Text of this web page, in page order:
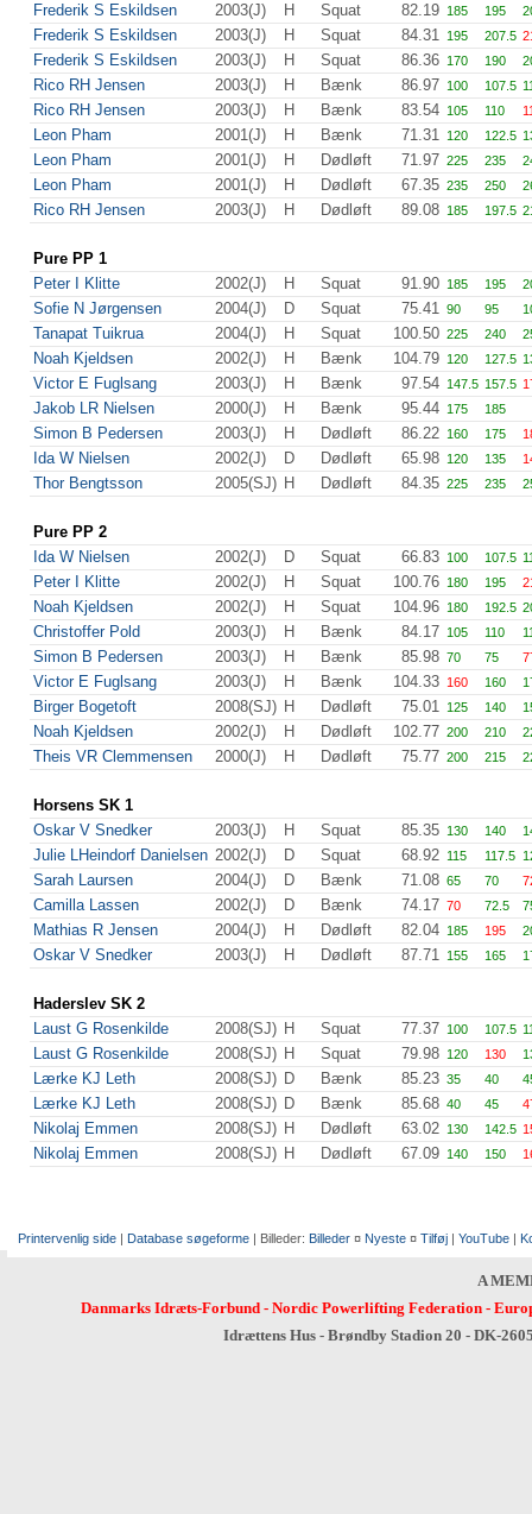
Frederik S Eskildsen
2003(J) H Squat 82.19 185 195
Frederik S Eskildsen 2003(J) H Squat 84.31 195 207.5
Frederik S Eskildsen 2003(J) H Squat 86.36 170 190
Rico RH Jensen 2003(J) H Bænk 86.97 100 107.5
Rico RH Jensen 2003(J) H Bænk 83.54 105 110
Leon Pham 2001(J) H Bænk 71.31 120 122.5
Leon Pham 2001(J) H Dødløft 71.97 225 235
Leon Pham 2001(J) H Dødløft 67.35 235 250
Rico RH Jensen 2003(J) H Dødløft 89.08 185 197.5
Pure PP 1
Peter I Klitte
2002(J) H Squat 91.90 185 195
Sofie N Jørgensen 2004(J) D Squat 75.41 90 95
Tanapat Tuikrua 2004(J) H Squat 100.50 225 240
Noah Kjeldsen 2002(J) H Bænk 104.79 120 127.5
Victor E Fuglsang 2003(J) H Bænk 97.54 147.5 157.5
Jakob LR Nielsen 2000(J) H Bænk 95.44 175 185
Simon B Pedersen 2003(J) H Dødløft 86.22 160 175
Ida W Nielsen 2002(J) D Dødløft 65.98 120 135
Thor Bengtsson 2005(SJ) H Dødløft 84.35 225 235
Pure PP 2
Ida W Nielsen
2002(J) D Squat 66.83 100 107.5
Peter I Klitte 2002(J) H Squat 100.76 180 195
Noah Kjeldsen 2002(J) H Squat 104.96 180 192.5
Christoffer Pold 2003(J) H Bænk 84.17 105 110
Simon B Pedersen 2003(J) H Bænk 85.98 70 75
Victor E Fuglsang 2003(J) H Bænk 104.33 160 160
Birger Bogetoft 2008(SJ) H Dødløft 75.01 125 140
Noah Kjeldsen 2002(J) H Dødløft 102.77 200 210
Theis VR Clemmensen 2000(J) H Dødløft 75.77 200 215
Horsens SK 1
Oskar V Snedker
2003(J) H Squat 85.35 130 140
Julie LHeindorf Danielsen 2002(J) D Squat 68.92 115 117.5
Sarah Laursen 2004(J) D Bænk 71.08 65 70
Camilla Lassen 2002(J) D Bænk 74.17 70 72.5
Mathias R Jensen 2004(J) H Dødløft 82.04 185 195
Oskar V Snedker 2003(J) H Dødløft 87.71 155 165
Haderslev SK 2
Laust G Rosenkilde
2008(SJ) H Squat 77.37 100 107.5
Laust G Rosenkilde 2008(SJ) H Squat 79.98 120 130
Lærke KJ Leth 2008(SJ) D Bænk 85.23 35 40
Lærke KJ Leth 2008(SJ) D Bænk 85.68 40 45
Nikolaj Emmen 2008(SJ) H Dødløft 63.02 130 142.5
Nikolaj Emmen 2008(SJ) H Dødløft 67.09 140 150
Printervenlig side | Database søgeforme | Billeder: Billeder ¤ Nyeste ¤ Tilføj | YouTube |
A
Danmarks Idræts-Forbund- Nordic Powerlifting Federation-
Idrættens Hus - Brøndby Stadion 20 - DK-